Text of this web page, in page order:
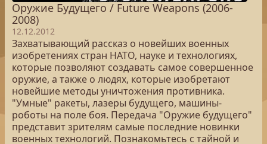
Оружие Будущего / Future Weapons (2006-
2008)
12.12.2012
Захватывающий рассказ о новейших военных
изобретениях стран НАТО, науке и технологиях,
которые позволяют создавать самое совершенное
оружие, а также о людях, которые изобретают
новейшие методы уничтожения противника.
"Умные" ракеты, лазеры будущего, машины-
роботы на поле боя. Передача "Оружие будущего"
представит зрителям самые последние новинки
военных технологий. Познакомьтесь с тайной и